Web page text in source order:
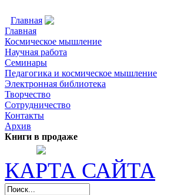
Главная
Главная
Космическое мышление
Научная работа
Семинары
Педагогика и космическое мышление
Электронная библиотека
Творчество
Сотрудничество
Контакты
Архив
Книги в продаже
КАРТА САЙТА